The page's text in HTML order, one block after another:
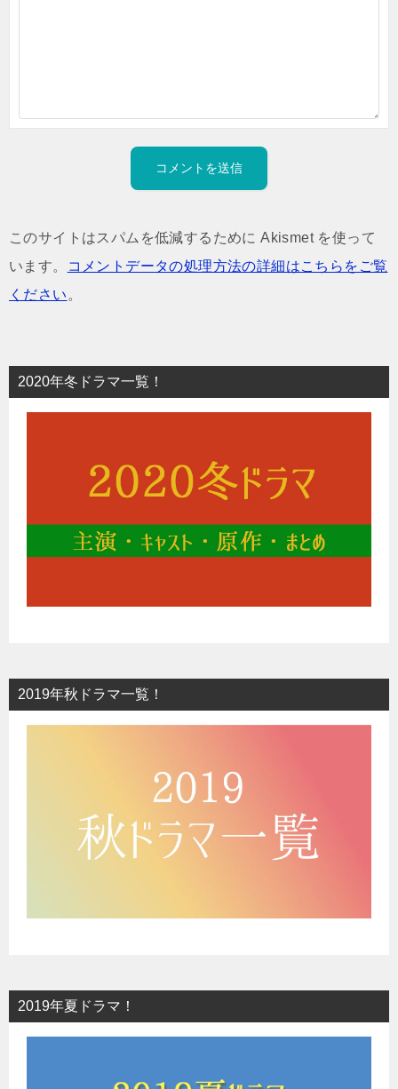
このサイトはスパムを低減するために Akismet を使って
います。
コメントデータの処理方法の詳細はこちらをご覧
ください 。
2020年冬ドラマ一覧！
2019年秋ドラマ一覧！
2019年夏ドラマ！